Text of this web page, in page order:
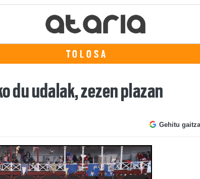
TOLOSA
du udalak, zezen plazan
Gehitu